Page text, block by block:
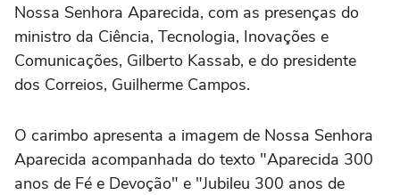
Nossa Senhora Aparecida, com as presenças do
ministro da Ciência, Tecnologia, Inovações e
Comunicações, Gilberto Kassab, e do presidente
dos Correios, Guilherme Campos.
O carimbo apresenta a imagem de Nossa Senhora
Aparecida acompanhada do texto "Aparecida 300
anos de Fé e Devoção" e "Jubileu 300 anos de